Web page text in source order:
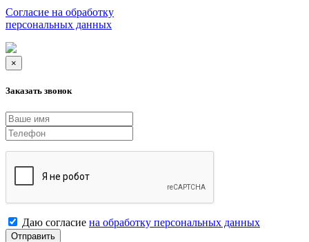
Согласие на обработку
персональных данных
×
Заказать звонок
Даю согласие на обработку персональных данных
Отправить